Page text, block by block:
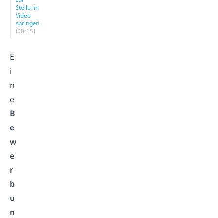
Stelle im
Video
springen
(00:15)
E
i
n
e
B
e
w
e
r
b
u
n